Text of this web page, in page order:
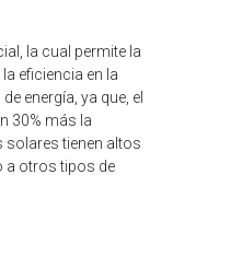
la cual permite la
eficiencia en la
energía, ya que, el
30% más la
solares tienen altos
a otros tipos de